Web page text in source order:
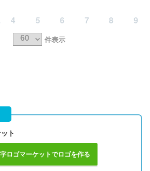
4 5 6 7 8 9
件表示
ロゴマーケットでロゴを作る